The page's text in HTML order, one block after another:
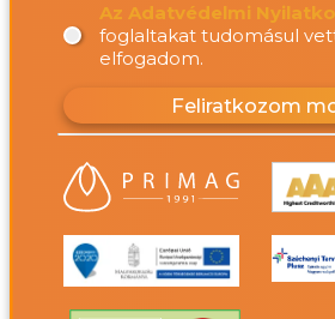
Az Adatvédelmi
foglaltakat tudomásul
elfogadom.
Feliratkozom